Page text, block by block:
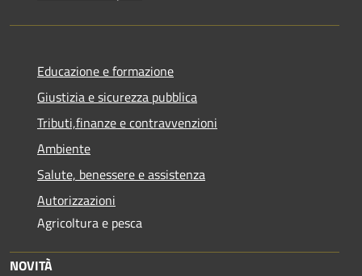
Educazione e formazione
Giustizia e sicurezza pubblica
Tributi,finanze e contravvenzioni
Ambiente
Salute, benessere e assistenza
Autorizzazioni
Agricoltura e pesca
NOVITÀ